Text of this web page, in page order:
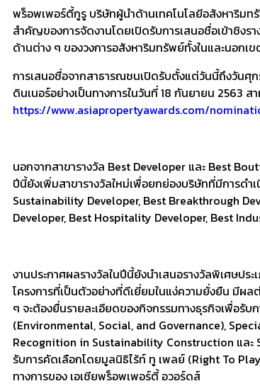
พร็อพเพอร์ตี้กูรู บริษัทผู้นำด้านเทคโนโลยีอสังหาริม
สำคัญของการจัดงานโดยเปิดรับการเสนอชื่อเข้าชิง
ด้านต่าง ๆ ของวงการอสังหาริมทรัพย์ทั้งในและนอกเ
การเสนอชื่อจากสาธารณชนเปิดรับตั้งแต่วันนี้ถึงวันศุ
ดินเนอร์อย่างเป็นทางการในวันที่ 18 กันยายน 2563 ส
https://www.asiapropertyawards.com/
นอกจากสาขารางวัล Best Developer และ Best
ปีนี้ยังเพิ่มสาขารางวัลใหม่เพื่อยกย่องบริษัทที่มีการดำ
Sustainability Developer, Best Breakthrough
Developer, Best Hospitality Developer, Best
งานประกาศผลรางวัลในปีนี้ยังนำเสนอรางวัลพิเศษ
โครงการที่เป็นตัวอย่างที่ดีเยี่ยมในแง่ความยั่งยืน มีผ
ๆ จะต้องยื่นรายละเอียดของกิจกรรมทางธุรกิจเพื่อรั
(Environmental, Social, and Governance),
Recognition in Sustainability Construction แล
รับการคัดเลือกโดยมูลนิธิไร้ท์ ทู เพลย์ (Right To
ทางการของ เอเชียพร็อพเพอร์ตี้ อวอร์ดส์